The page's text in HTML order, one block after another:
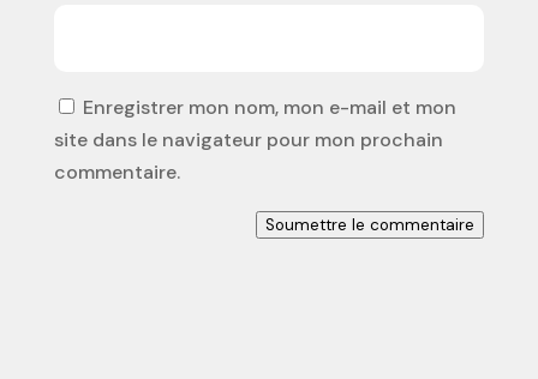
Enregistrer mon nom, mon e-mail et mon
site dans le navigateur pour mon prochain
commentaire.
Soumettre le commentaire